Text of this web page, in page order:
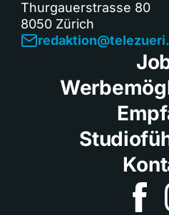
Thurgauerstrasse 80
8050 Zürich